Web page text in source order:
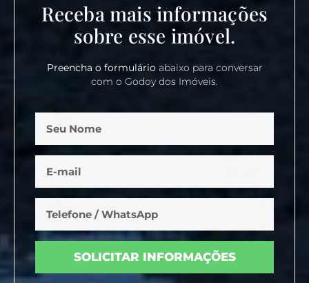
Receba mais informações
sobre esse imóvel.
Preencha o formulárioabaixo para conversar
com o Godoy dos Imóveis.
SOLICITAR INFORMAÇÕES